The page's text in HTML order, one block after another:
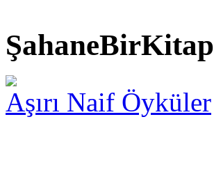
ŞahaneBirKitap
Aşırı Naif Öyküler